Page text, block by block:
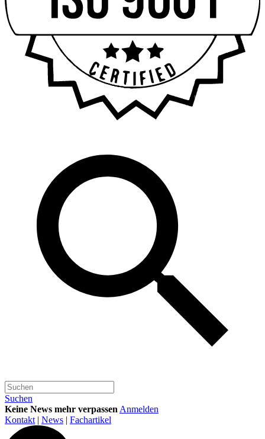
Suchen
Keine News mehr verpassen Anmelden
Kontakt | News | Fachartikel